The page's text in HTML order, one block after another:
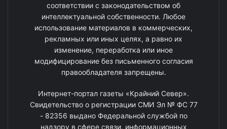
соответствии с законодательством об
интеллектуальной собственности. Любое
использование материалов в коммерческих,
рекламных или иных целях, а равно их
изменение, переработка или иное
модифицирование без письменного согласия
правообладателя запрещены.
Интернет-портал газеты «Крайний Север».
Свидетельство о регистрации СМИ Эл № ФС 77
- 82356 выдано Федеральной службой по
надзору в сфере связи, информационных